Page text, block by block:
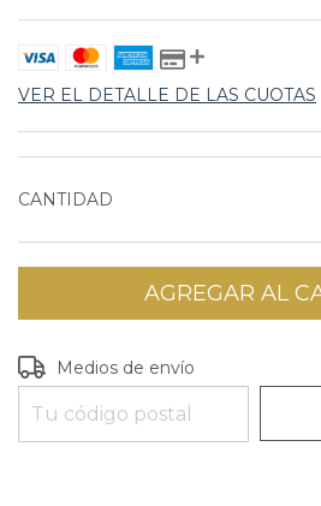
VER EL DETALLE DE LAS CUOTAS
CANTIDAD
Entregas para el CP:
Medios de envío